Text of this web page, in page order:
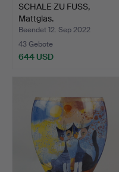
SCHALE ZU FUSS,
Mattglas.
Beendet 12. Sep 2022
43 Gebote
644 USD